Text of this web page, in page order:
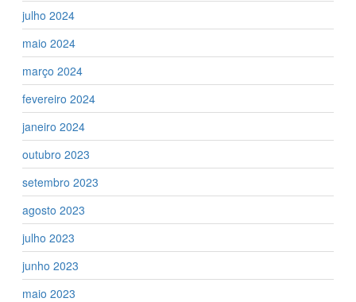
julho 2024
maio 2024
março 2024
fevereiro 2024
janeiro 2024
outubro 2023
setembro 2023
agosto 2023
julho 2023
junho 2023
maio 2023